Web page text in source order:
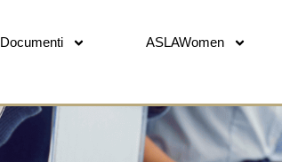
Documenti ASLAWomen